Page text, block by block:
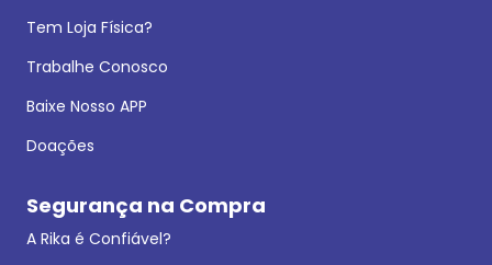
Tem Loja Física?
Trabalhe Conosco
Baixe Nosso APP
Doações
Segurança na Compra
A Rika é Confiável?